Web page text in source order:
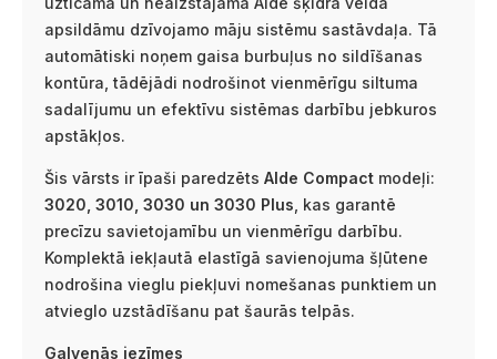
apsildāmu dzīvojamo māju sistēmu sastāvdaļa. Tā
automātiski noņem gaisa burbuļus no sildīšanas
kontūra, tādējādi nodrošinot vienmērīgu siltuma
sadalījumu un efektīvu sistēmas darbību jebkuros
apstākļos.
Šis vārsts ir īpaši paredzēts Alde Compact modeļi:
3020, 3010, 3030 un 3030 Plus , kas garantē
precīzu savietojamību un vienmērīgu darbību.
Komplektā iekļautā elastīgā savienojuma šļūtene
nodrošina vieglu piekļuvi nomešanas punktiem un
atvieglo uzstādīšanu pat šaurās telpās.
Galvenās iezīmes